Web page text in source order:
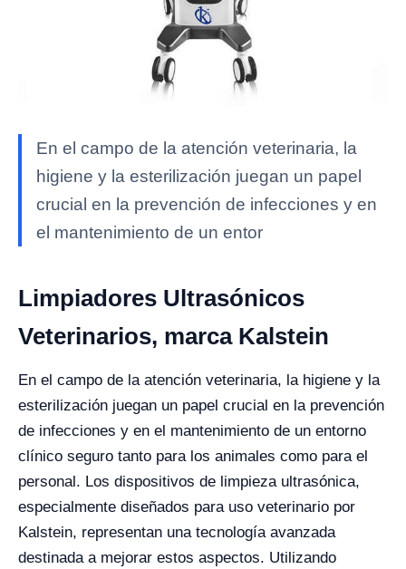
En el campo de la atención veterinaria, la
higiene y la esterilización juegan un papel
crucial en la prevención de infecciones y en
el mantenimiento de un entor
Limpiadores Ultrasónicos
Veterinarios, marca Kalstein
En el campo de la atención veterinaria, la higiene y la
esterilización juegan un papel crucial en la prevención
de infecciones y en el mantenimiento de un entorno
clínico seguro tanto para los animales como para el
personal. Los dispositivos de limpieza ultrasónica,
especialmente diseñados para uso veterinario por
Kalstein, representan una tecnología avanzada
destinada a mejorar estos aspectos. Utilizando